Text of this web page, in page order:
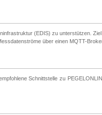
(EDIS) zu unterstützen.
über einen MQTT-
Schnittstelle zu